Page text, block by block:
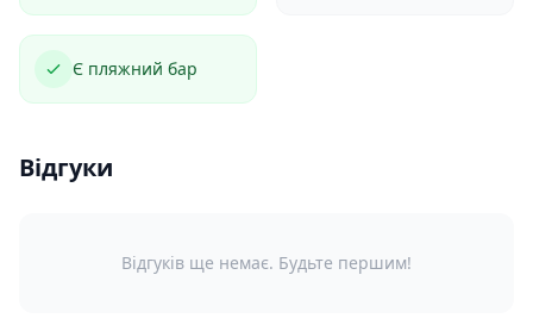
Є пляжний бар
Відгуки
Відгуків ще немає. Будьте першим!